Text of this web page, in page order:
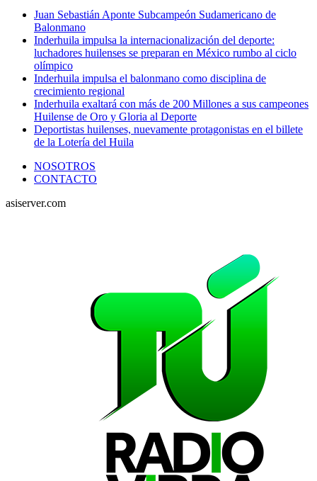
Juan Sebastián Aponte Subcampeón Sudamericano de
Balonmano
Inderhuila impulsa la internacionalización del deporte:
luchadores huilenses se preparan en México rumbo al ciclo
olímpico
Inderhuila impulsa el balonmano como disciplina de
crecimiento regional
Inderhuila exaltará con más de 200 Millones a sus campeones
Huilense de Oro y Gloria al Deporte
Deportistas huilenses, nuevamente protagonistas en el billete
de la Lotería del Huila
NOSOTROS
CONTACTO
asiserver.com